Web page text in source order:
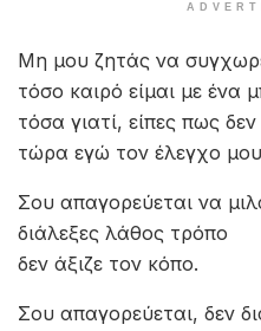
Μη μου ζητάς να
τόσο καιρό είμαι με ένα
τόσα γιατί, είπες πως
τώρα εγώ τον έλεγχο
Σου απαγορεύεται να
διάλεξες λάθος τρόπο
δεν άξιζε τον κόπο.
Σου απαγορεύεται, δεν